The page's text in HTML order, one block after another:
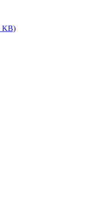
KB)